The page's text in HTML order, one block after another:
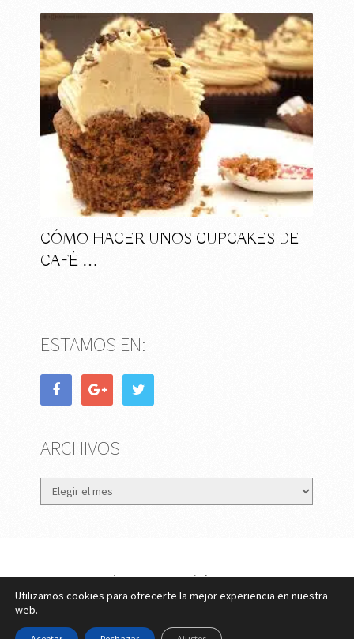
CÓMO HACER UNOS CUPCAKES DE
CAFÉ …
ESTAMOS EN:
ARCHIVOS
Archivos
eMujer.comCopyright © 2026.
Contactar||Datos Legales y PrivacidadyPolítica de
Cookies
Utilizamos cookies para ofrecerte la mejor experiencia en nuestra
web.